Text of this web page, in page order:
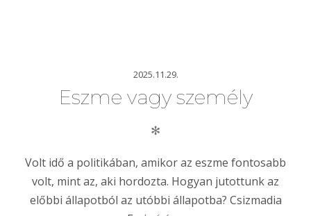
2025.11.29.
Eszme vagy személy
✻
Volt idő a politikában, amikor az eszme fontosabb
volt, mint az, aki hordozta. Hogyan jutottunk az
előbbi állapotból az utóbbi állapotba? Csizmadia